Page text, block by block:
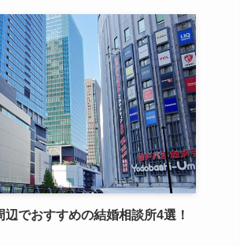
辺でおすすめの結婚相談所4選！